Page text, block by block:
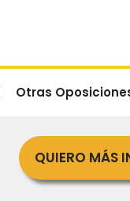
Otras
QUIERO MÁS